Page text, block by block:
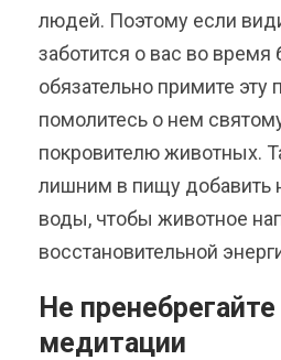
людей. Поэтому если
заботится о вас во время
обязательно примите эту
помолитесь о нем
покровителю животных.
лишним в пищу добавить
воды, чтобы животное
восстановительной
Не
медитации